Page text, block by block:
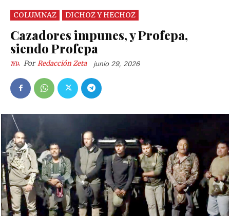
COLUMNAZ DICHOZ Y HECHOZ
Cazadores impunes, y Profepa,
siendo Profepa
Por Redacción Zeta junio 29, 2026